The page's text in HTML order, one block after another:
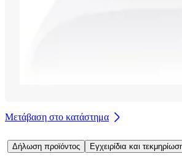
Μετάβαση στο κατάστημα
Δήλωση προϊόντος Εγχειρίδια και